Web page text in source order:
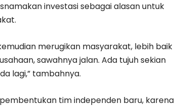
investasi sebagai alasan untuk
merugikan masyarakat, lebih baik
sawahnya jalan. Ada tujuh sekian
lagi,” tambahnya.
tim independen baru, karena